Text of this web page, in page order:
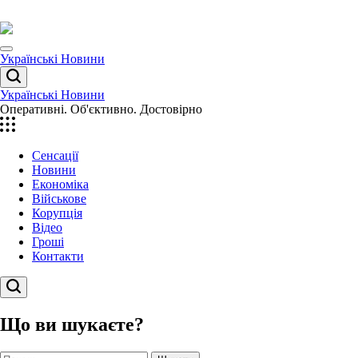
до
вмісту
Menu
Українські Новини
Пошук
Українські Новини
Оперативні. Об'єктивно. Достовірно
Сенсації
Новини
Економіка
Військове
Корупція
Відео
Гроші
Контакти
Пошук
Що ви шукаєте?